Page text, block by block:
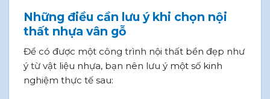
Những điều cần lưu ý khi chọn nội
thất nhựa vân gỗ
Để có được một công trình nội thất bền đẹp như
ý từ vật liệu nhựa, bạn nên lưu ý một số kinh
nghiệm thực tế sau: